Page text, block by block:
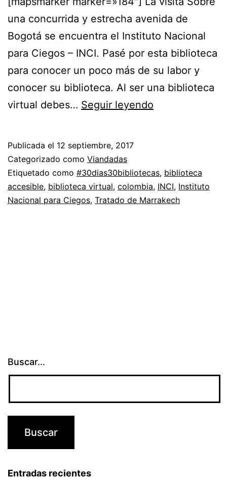
una concurrida y estrecha avenida de
Bogotá se encuentra el Instituto Nacional
para Ciegos – INCI. Pasé por esta biblioteca
para conocer un poco más de su labor y
conocer su biblioteca. Al ser una biblioteca
virtual debes… Seguir leyendo
del
Instituto
Nacional
Publicada el 12 septiembre, 2017
Categorizado como Viandadas
Etiquetado como #30dias30bibliotecas, biblioteca
accesible, biblioteca virtual, colombia, INCI, Instituto
Nacional para Ciegos, Tratado de Marrakech
Buscar...
Entradas recientes